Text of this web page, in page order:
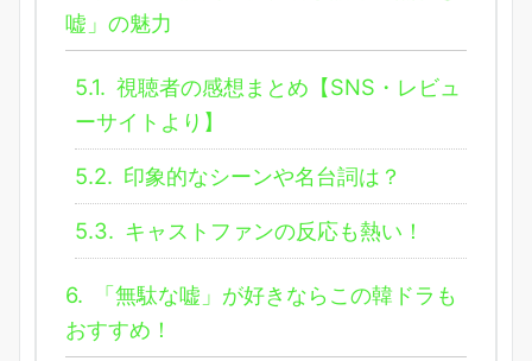
嘘」の魅力
5.1. 視聴者の感想まとめ【SNS・レビュ
ーサイトより】
5.2. 印象的なシーンや名台詞は？
5.3. キャストファンの反応も熱い！
6.
「無駄な嘘」が好きならこの韓ドラも
おすすめ！